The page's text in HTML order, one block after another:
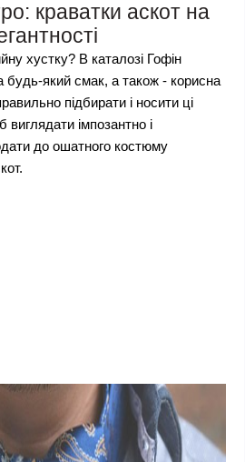
краватки аскот на
хустку? В каталозі Гофін
будь-який смак, а також - корисна
підбирати і носити ці
імпозантно і
до ошатного костюму